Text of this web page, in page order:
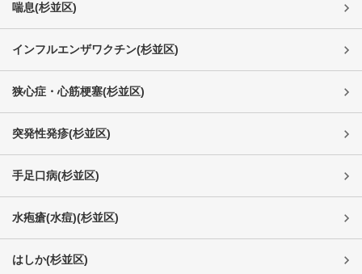
喘息(杉並区)
インフルエンザワクチン(杉並区)
狭心症・心筋梗塞(杉並区)
突発性発疹(杉並区)
手足口病(杉並区)
水疱瘡(水痘)(杉並区)
はしか(杉並区)